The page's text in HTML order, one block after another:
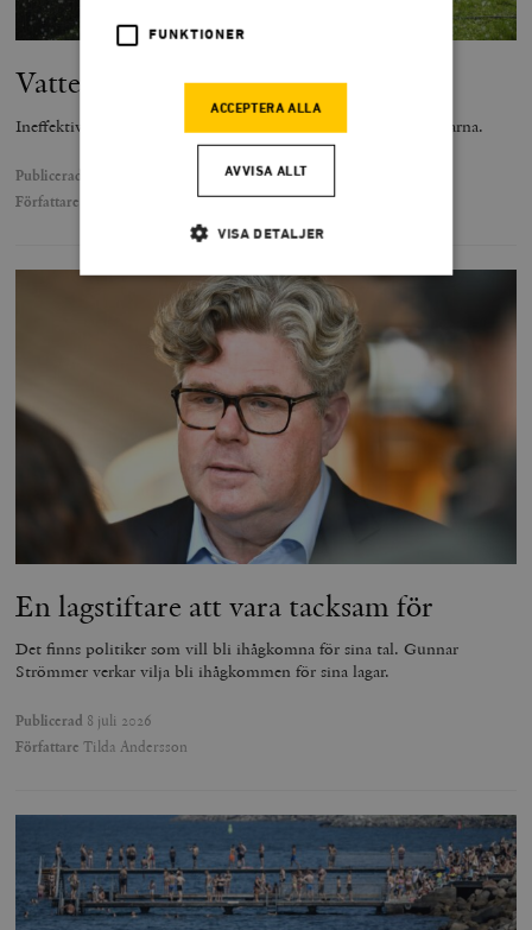
Vatten behöver ett pris
Ineffektiv vattenanvändning skjuter kostnaden till skattebetalarna.
Publicerad
Författare
En lagstiftare att vara tacksam för
Det finns politiker som vill bli ihågkomna för sina tal. Gunnar
Strömmer verkar vilja bli ihågkommen för sina lagar.
Publicerad 8 juli 2026
Författare Tilda Andersson
FUNKTIONER
ACCEPTERA ALLA
AVVISA ALLT
VISA DETALJER
Strikt nödvändigt Analys
Marknadsföring Funktioner
Strikt nödvändiga kakor tillåter
kärnwebbplatsfunktioner som användarinloggning
och kontohantering. Webbplatsen kan inte användas
ordentligt utan strikt nödvändiga cookies.
Leverantör
woocommerce_cart_hash
Inc.
_hjFirstSeen
woocommerce_items_in_cart
Automattic
Inc.